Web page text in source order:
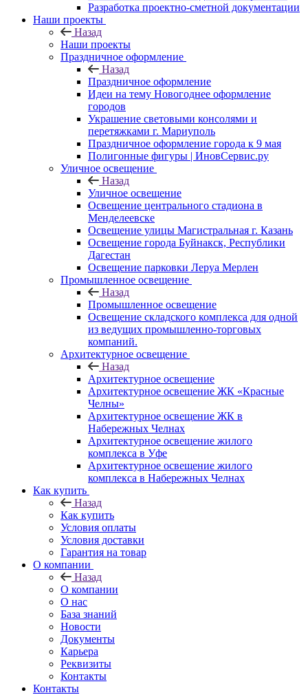
Разработка проектно-сметной документации
Наши проекты
Назад
Наши проекты
Праздничное оформление
Назад
Праздничное оформление
Идеи на тему Новогоднее оформление
городов
Украшение световыми консолями и
перетяжками г. Мариуполь
Праздничное оформление города к 9 мая
Полигонные фигуры | ИновСервис.ру
Уличное освещение
Назад
Уличное освещение
Освещение центрального стадиона в
Менделеевске
Освещение улицы Магистральная г. Казань
Освещение города Буйнакск, Республики
Дагестан
Освещение парковки Леруа Мерлен
Промышленное освещение
Назад
Промышленное освещение
Освещение складского комплекса для одной
из ведущих промышленно-торговых
компаний.
Архитектурное освещение
Назад
Архитектурное освещение
Архитектурное освещение ЖК «Красные
Челны»
Архитектурное освещение ЖК в
Набережных Челнах
Архитектурное освещение жилого
комплекса в Уфе
Архитектурное освещение жилого
комплекса в Набережных Челнах
Как купить
Назад
Как купить
Условия оплаты
Условия доставки
Гарантия на товар
О компании
Назад
О компании
О нас
База знаний
Новости
Документы
Карьера
Реквизиты
Контакты
Контакты